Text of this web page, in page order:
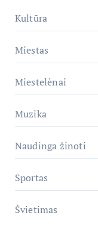
Kultūra
Miestas
Miestelėnai
Muzika
Naudinga žinoti
Sportas
Švietimas